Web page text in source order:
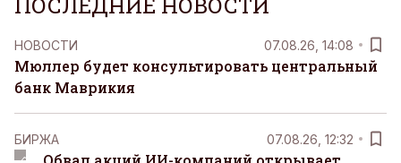
НОВОСТИ 07.08.26, 14:08
Мюллер будет консультировать центральный
банк Маврикия
БИРЖА 07.08.26, 12:32